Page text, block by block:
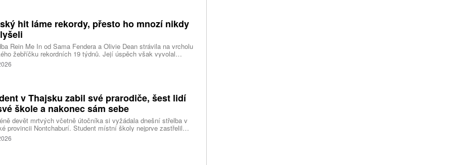
Reuters.
hit láme rekordy, přesto ho mnozí nikdy
Rein Me In od Sama Fendera a Olivie Dean strávila na vrcholu
žebříčku rekordních 19 týdnů. Její úspěch však vyvolal
reakci. Řada lidí tvrdí, že píseň nikdy neslyšela. Hudební
totiž rozdělil do menších skupin, které poslouchají úplně jiné
v Thajsku zabil své prarodiče, šest lidí
škole a nakonec sám sebe
devět mrtvých včetně útočníka si vyžádala dnešní střelba v
provincii Nontchaburí. Student místní školy nejprve zastřelil
svého dědečka oba prarodiče a pak se vydal do školy, kde zabil
a tři žáky, dalších 15 lidí zranil a nakonec spáchal